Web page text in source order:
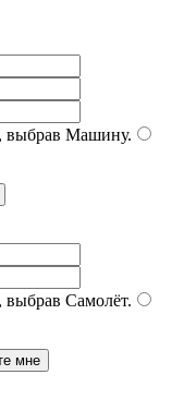
выбрав Машину.
выбрав Самолёт.